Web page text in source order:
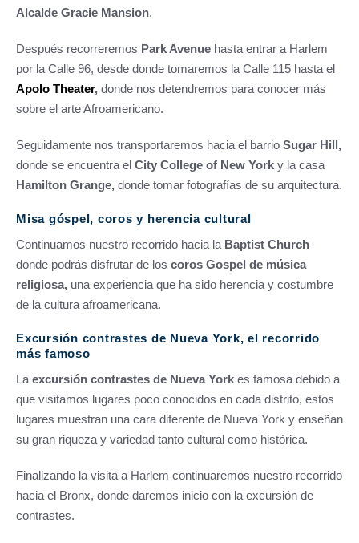
Alcalde Gracie Mansion.
Después recorreremos Park Avenue hasta entrar a Harlem
por la Calle 96, desde donde tomaremos la Calle 115 hasta el
Apolo Theater, donde nos detendremos para conocer más
sobre el arte Afroamericano.
Seguidamente nos transportaremos hacia el barrio Sugar Hill,
donde se encuentra el City College of New York y la casa
Hamilton Grange, donde tomar fotografías de su arquitectura.
Misa góspel, coros y herencia cultural
Continuamos nuestro recorrido hacia la Baptist Church
donde podrás disfrutar de los coros Gospel de música
religiosa, una experiencia que ha sido herencia y costumbre
de la cultura afroamericana.
Excursión contrastes de Nueva York, el recorrido
más famoso
La excursión contrastes de Nueva York es famosa debido a
que visitamos lugares poco conocidos en cada distrito, estos
lugares muestran una cara diferente de Nueva York y enseñan
su gran riqueza y variedad tanto cultural como histórica.
Finalizando la visita a Harlem continuaremos nuestro recorrido
hacia el Bronx, donde daremos inicio con la excursión de
contrastes.